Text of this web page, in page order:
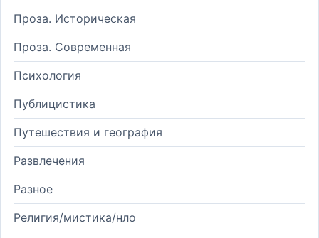
Проза. Историческая
Проза. Современная
Психология
Публицистика
Путешествия и география
Развлечения
Разное
Религия/мистика/нло